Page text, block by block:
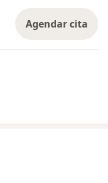
Agendar cita